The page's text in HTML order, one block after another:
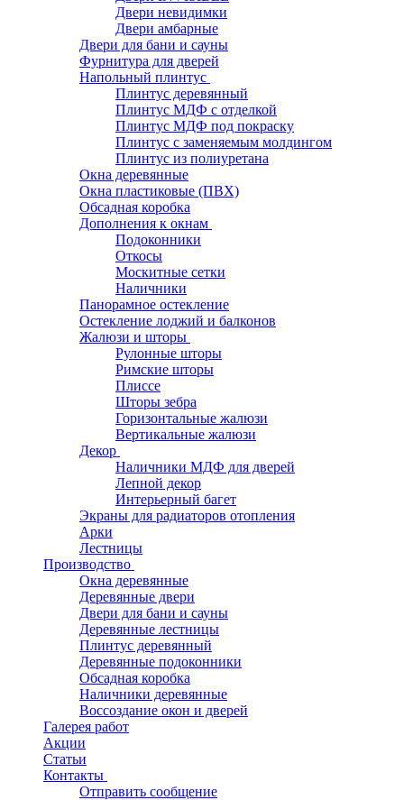
Двери невидимки
Двери амбарные
Двери для бани и сауны
Фурнитура для дверей
Напольный плинтус
Плинтус деревянный
Плинтус МДФ с отделкой
Плинтус МДФ под покраску
Плинтус с заменяемым молдингом
Плинтус из полиуретана
Окна деревянные
Окна пластиковые (ПВХ)
Обсадная коробка
Дополнения к окнам
Подоконники
Откосы
Москитные сетки
Наличники
Панорамное остекление
Остекление лоджий и балконов
Жалюзи и шторы
Рулонные шторы
Римские шторы
Плиссе
Шторы зебра
Горизонтальные жалюзи
Вертикальные жалюзи
Декор
Наличники МДФ для дверей
Лепной декор
Интерьерный багет
Экраны для радиаторов отопления
Арки
Лестницы
Производство
Окна деревянные
Деревянные двери
Двери для бани и сауны
Деревянные лестницы
Плинтус деревянный
Деревянные подоконники
Обсадная коробка
Наличники деревянные
Воссоздание окон и дверей
Галерея работ
Акции
Статьи
Контакты
Отправить сообщение